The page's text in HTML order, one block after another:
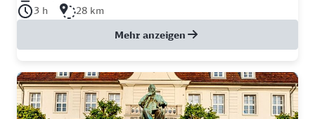
Dauer der Tour: 3 Stunden
3 h Länge der Tour: 28 Kilometer
28 km
Mehr anzeigen